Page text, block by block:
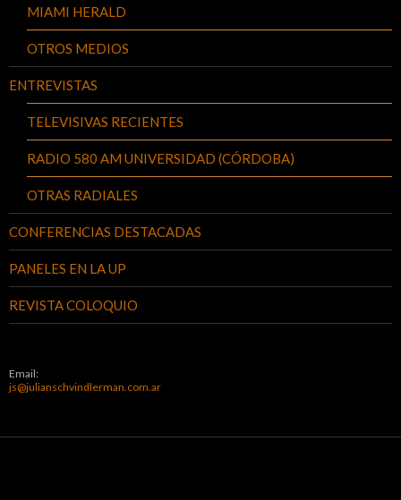
MIAMI HERALD
OTROS MEDIOS
ENTREVISTAS
TELEVISIVAS RECIENTES
RADIO 580 AM UNIVERSIDAD (CÓRDOBA)
OTRAS RADIALES
CONFERENCIAS DESTACADAS
PANELES EN LA UP
REVISTA COLOQUIO
Email:
js@julianschvindlerman.com.ar